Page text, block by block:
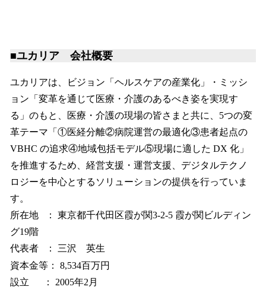
■ユカリア 会社概要
ユカリアは、ビジョン「ヘルスケアの産業化」・ミッシ
ョン「変革を通じて医療・介護のあるべき姿を実現す
る」のもと、医療・介護の現場の皆さまと共に、5つの変
革テーマ「①医経分離②病院運営の最適化③患者起点の
VBHC の追求④地域包括モデル⑤現場に適した DX 化」
を推進するため、経営支援・運営支援、デジタルテクノ
ロジーを中心とするソリューションの提供を行っていま
す。
所在地 ： 東京都千代田区霞が関3-2-5 霞が関ビルディン
グ19階
代表者 ： 三沢 英生
資本金等： 8,534百万円
設立 ： 2005年2月